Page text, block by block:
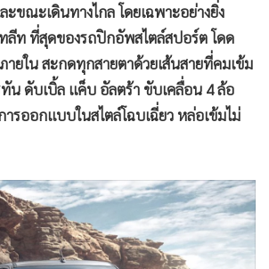
ะขณะเดินทางไกล โดยเฉพาะอย่างยิ่ง
ลีท ที่สุดของรถปิกอัพสไตล์สปอร์ต โดด
ยใน สะกดทุกสายตาด้วยเส้นสายที่คมเข้ม
น ดับเบิ้ล แค็บ อัลตร้า ขับเคลื่อน 4 ล้อ
ารออกแบบในสไตล์โฉบเฉี่ยว หล่อเข้มไม่